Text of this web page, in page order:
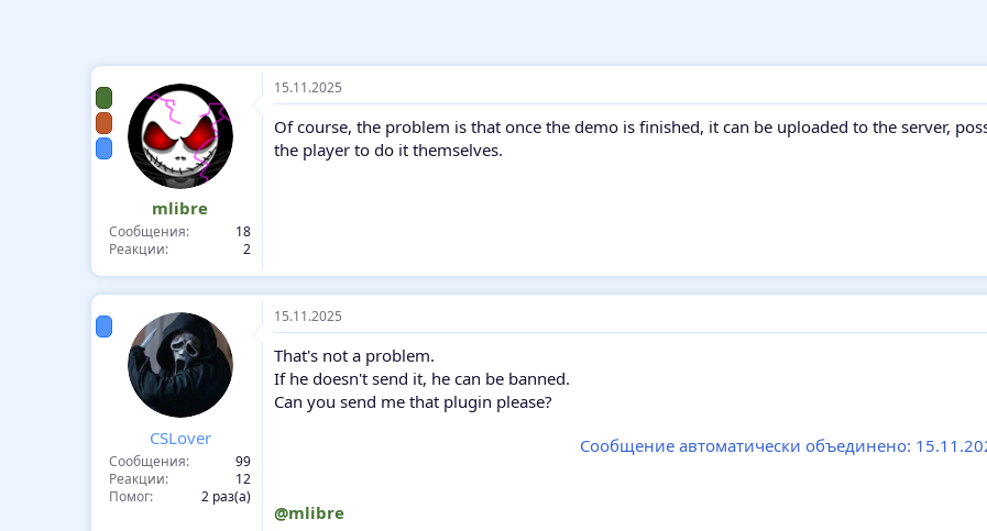
mlibre
Сообщения
18
Реакции
2
15.11.2025
Of course, the problem is that once the demo is finished, it can be uploaded to the server,
the player to do it themselves.
CSLover
Сообщения
99
Реакции
12
Помог
2 раз(а)
15.11.2025
That's not a problem.
If he doesn't send it, he can be banned.
Can you send me that plugin please?
Сообщение автоматически объединено:
@mlibre